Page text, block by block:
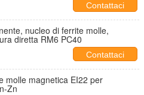
Contattaci
nucleo di ferrite molle,
diretta RM6 PC40
Contattaci
molle magnetica EI22 per
Zn